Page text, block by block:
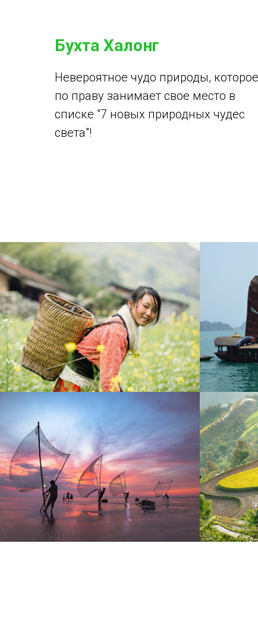
Бухта Халонг
Невероятное чудо природы, которое
по праву занимает свое место в
списке "7 новых природных чудес
света"!